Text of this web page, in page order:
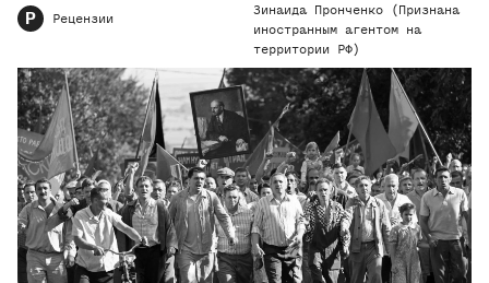
Р Рецензии
Зинаида Пронченко (Признана
иностранным агентом на
территории РФ)